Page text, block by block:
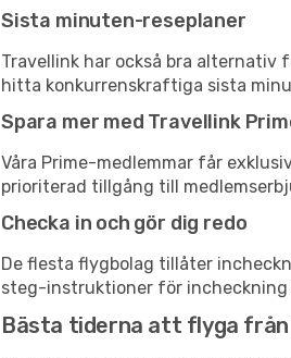
Sista minuten-reseplaner
Travellink har också bra alternativ
hitta konkurrenskraftiga sista
Spara mer med Travellink
Våra Prime-medlemmar får
prioriterad tillgång till
Checka in och gör dig redo
De flesta flygbolag tillåter
steg-instruktioner för incheckning
Bästa tiderna att flyga från